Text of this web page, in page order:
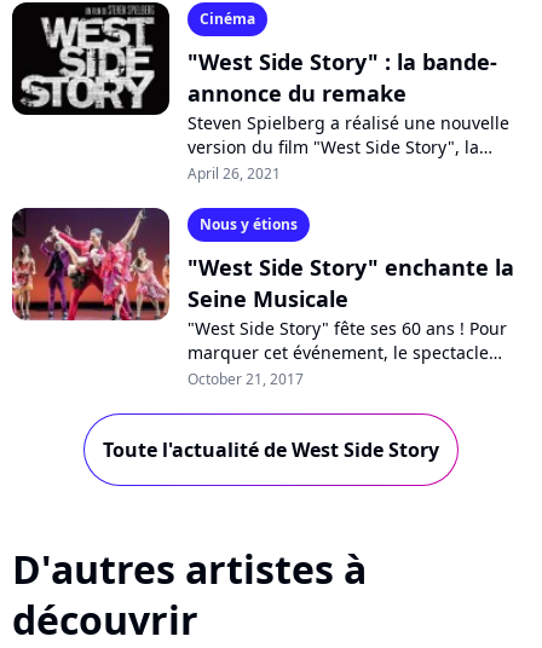
des années...
Cinéma
"West Side Story" : la bande-
annonce du remake
Steven Spielberg a réalisé une nouvelle
version du film "West Side Story", la
mythique comédie musicale de Leonard
April 26, 2021
Nous y étions
"West Side Story" enchante la
Seine Musicale
"West Side Story" fête ses 60 ans ! Pour
marquer cet événement, le spectacle
mythique de Broadway fait escale durant
October 21, 2017
Toute l'actualité de West Side Story
D'autres artistes à
découvrir